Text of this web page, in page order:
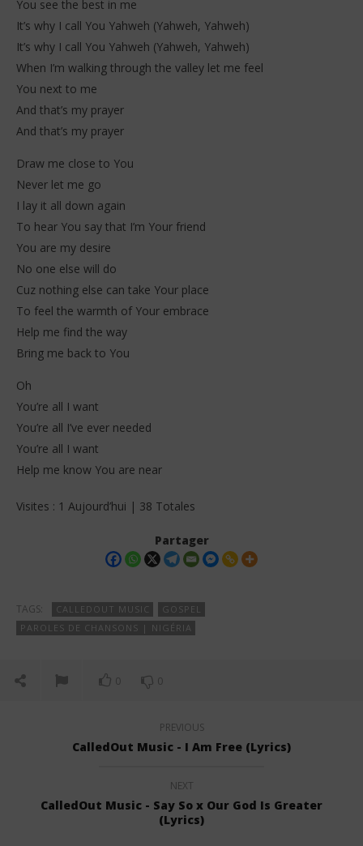
You see the best in me
It’s why I call You Yahweh (Yahweh, Yahweh)
It’s why I call You Yahweh (Yahweh, Yahweh)
When I’m walking through the valley let me feel
You next to me
And that’s my prayer
And that’s my prayer
Draw me close to You
Never let me go
I lay it all down again
To hear You say that I’m Your friend
You are my desire
No one else will do
Cuz nothing else can take Your place
To feel the warmth of Your embrace
Help me find the way
Bring me back to You
Oh
You’re all I want
You’re all I’ve ever needed
You’re all I want
Help me know You are near
Visites : 1 Aujourd’hui | 38 Totales
Partager
TAGS: CALLEDOUT MUSIC
GOSPEL
PAROLES DE CHANSONS | NIGÉRIA
0 0
PREVIOUS
CalledOut Music - I Am Free (Lyrics)
NEXT
CalledOut Music - Say So x Our God Is Greater
(Lyrics)